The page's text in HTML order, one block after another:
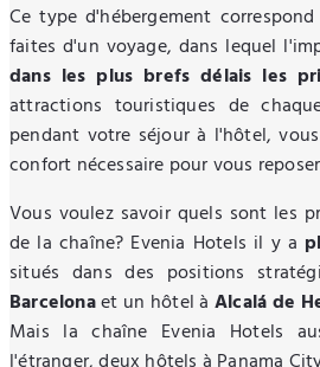
Ce type d'hébergement
faites d'un voyage, dans lequel
dans les plus brefs délais les
attractions touristiques de
pendant votre séjour à l'hôtel,
confort nécessaire pour vous
Vous voulez savoir quels sont les
de la chaîne? Evenia Hotels il y a
situés dans des positions
Barcelonaet un hôtel àAlcalá de
Mais la chaîne Evenia Hotels